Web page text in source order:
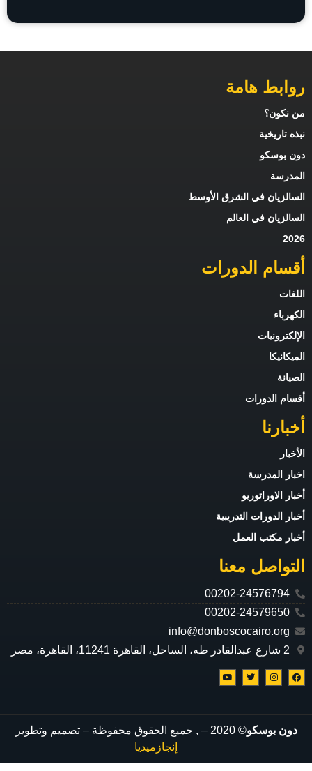
روابط هامة
من نكون؟
نبذه تاريخية
دون بوسكو
المدرسة
السالزيان في الشرق الأوسط
السالزيان في العالم
2026
أقسام الدورات
اللغات
الكهرباء
الإلكترونيات
الميكانيكا
الصيانة
أقسام الدورات
أخبارنا
الأخبار
اخبار المدرسة
أخبار الاوراتوريو
أخبار الدورات التدريبية
أخبار مكتب العمل
التواصل معنا
00202-24576794
00202-24579650
info@donboscocairo.org
2 شارع عبدالقادر طه، الساحل، القاهرة 11241، القاهرة، مصر
دون بوسكو© 2020 –
, جميع الحقوق محفوظة – تصميم وتطوير
إنجازميديا